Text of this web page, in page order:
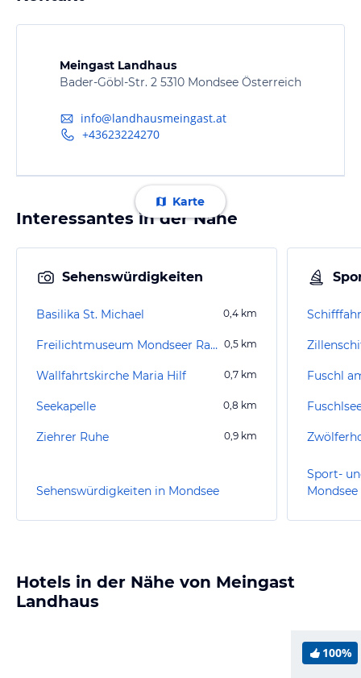
Meingast Landhaus
Bader-Göbl-Str. 2 5310 Mondsee Österreich
info@landhausmeingast.at
+43623224270
Karte
Interessantes in der Nähe
Sehenswürdigkeiten
Basilika St. Michael 0,4 km
Freilichtmuseum Mondseer Rauchhaus 0,5 km
Wallfahrtskirche Maria Hilf 0,7 km
Seekapelle 0,8 km
Ziehrer Ruhe 0,9 km
Sehenswürdigkeiten in Mondsee
Fuschl
Sport-
Mondsee
Hotels in der Nähe von Meingast
Landhaus
100%